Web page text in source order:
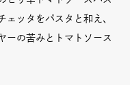
ェッタをパスタと和え、
ーの苦みとトマトソース